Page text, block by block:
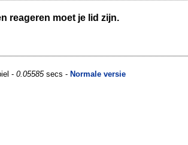
reageren moet je lid zijn.
- 0.05585secs - Normale versie